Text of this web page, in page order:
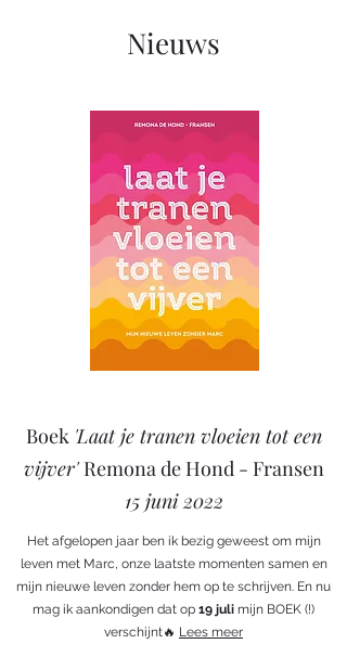
Nieuws
Boek 'Laat je tranen vloeien tot een
vijver'Remona de Hond - Fransen
15 juni 2022
Het afgelopen jaar ben ik bezig geweest om mijn
leven met Marc, onze laatste momenten samen en
mijn nieuwe leven zonder hem op te schrijven. En nu
mag ik aankondigen dat op 19 juli mijn BOEK (!)
verschijnt🔥 Lees meer